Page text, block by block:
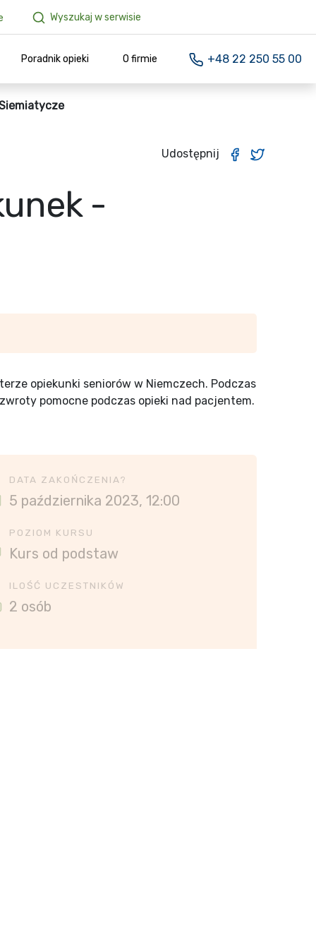
Wyszukaj w serwisie
Poradnik opieki O firmie +48 22 250 55 00
Udostępnij
-
opiekunki seniorów w Niemczech. Podczas
pomocne podczas opieki nad pacjentem.
DATA ZAKOŃCZENIA?
5 października 2023, 12:00
POZIOM KURSU
Kurs od podstaw
ILOŚĆ UCZESTNIKÓW
2 osób